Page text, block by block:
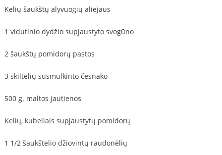
Kelių šaukštų alyvuogių aliejaus
1 vidutinio dydžio supjaustyto svogūno
2 šaukštų pomidorų pastos
3 skiltelių susmulkinto česnako
500 g. maltos jautienos
Kelių, kubeliais supjaustytų pomidorų
1 1/2 šaukštelio džiovintų raudonėlių